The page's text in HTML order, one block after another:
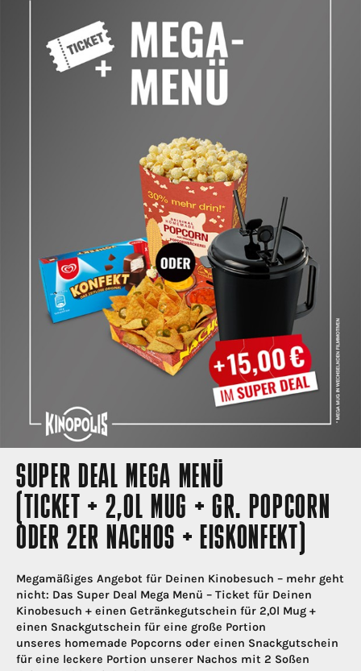
SUPER DEAL MEGA MENÜ
(TICKET + 2,0L MUG + GR. POPCORN
ODER 2ER NACHOS + EISKONFEKT)
Megamäßiges Angebot für Deinen Kinobesuch – mehr geht
nicht: Das Super Deal Mega Menü – Ticket für Deinen
Kinobesuch + einen Getränkegutschein für 2,0l Mug +
einen Snackgutschein für eine große Portion
unseres homemade Popcorns oder einen Snackgutschein
für eine leckere Portion unserer Nachos mit 2 Soßen